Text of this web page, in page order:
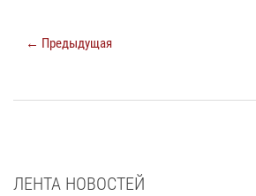
← Предыдущая
ЛЕНТА НОВОСТЕЙ